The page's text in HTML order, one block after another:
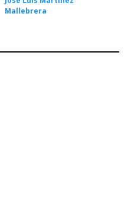
Mallebrera